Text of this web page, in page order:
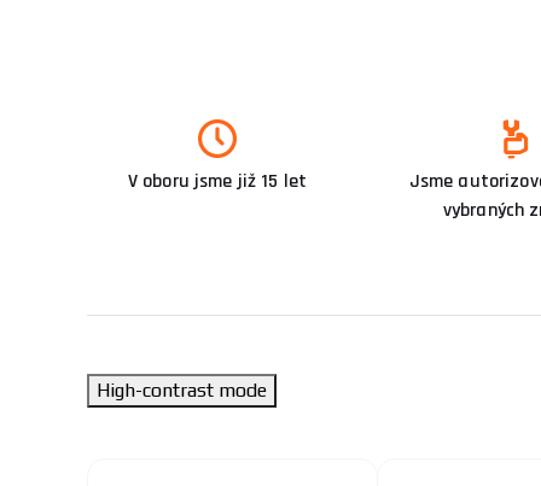
V oboru jsme již 15 let
Jsme
vybraných
High-contrast mode